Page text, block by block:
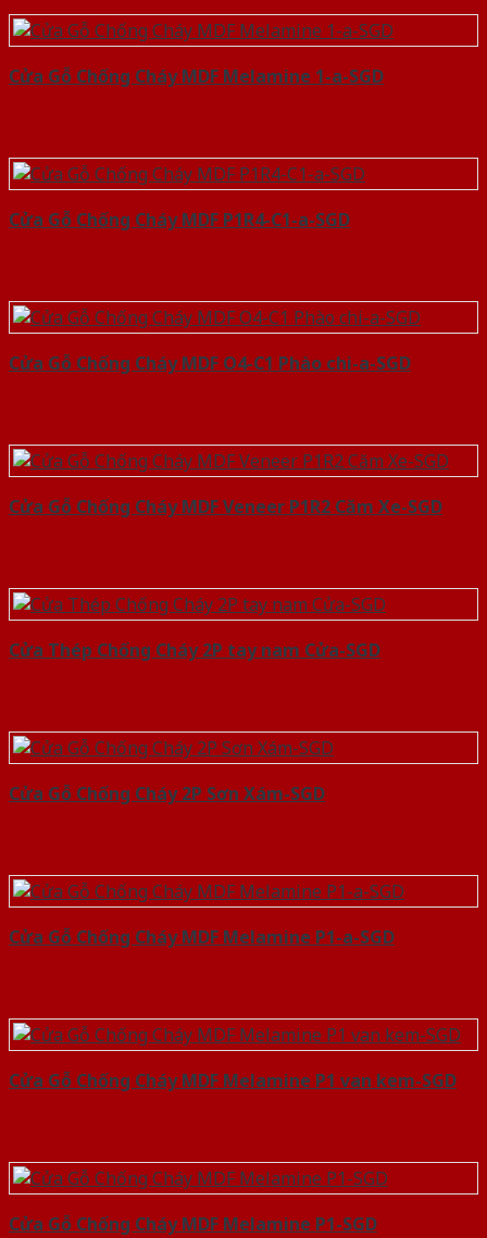
Cửa Gỗ Chống Cháy MDF Melamine 1-a-SGD
Cửa Gỗ Chống Cháy MDF P1R4-C1-a-SGD
Cửa Gỗ Chống Cháy MDF O4-C1 Phào chi-a-SGD
Cửa Gỗ Chống Cháy MDF Veneer P1R2 Căm Xe-SGD
Cửa Thép Chống Cháy 2P tay nam Cửa-SGD
Cửa Gỗ Chống Cháy 2P Sơn Xám-SGD
Cửa Gỗ Chống Cháy MDF Melamine P1-a-SGD
Cửa Gỗ Chống Cháy MDF Melamine P1 van kem-SGD
Cửa Gỗ Chống Cháy MDF Melamine P1-SGD